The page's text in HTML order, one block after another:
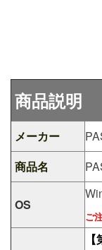
商品説明
メーカー
商品名
OS
ご